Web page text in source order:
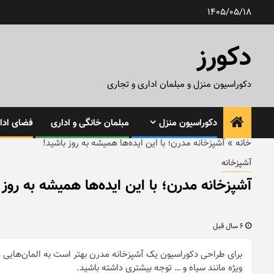
1405/05/18
دکورز
دکوراسیون منزل و مبلمان اداری و تجاری
دکوراسیون منزل مبلمان خانگی و اداری فضای
خانه » آشپزخانه مدرن؛ با این ایده‌ها همیشه به روز باشید!
آشپزخانه
آشپزخانه مدرن؛ با این ایده‌ها همیشه به
برای طراحی دکوراسیون یک آشپزخانه مدرن بهتر است به
ویژه مانند سیاه و … توجه بیشتری داشته باشید.